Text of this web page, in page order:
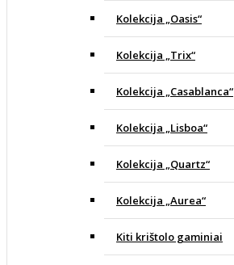
Kolekcija „Oasis“
Kolekcija „Trix“
Kolekcija „Casablanca“
Kolekcija „Lisboa“
Kolekcija „Quartz“
Kolekcija „Aurea“
Kiti krištolo gaminiai